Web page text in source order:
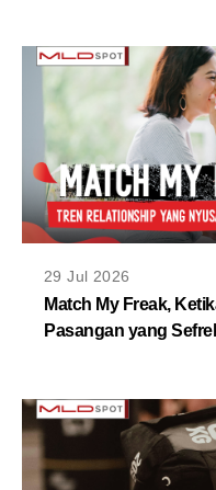
29 Jul 2026
Match My Freak,
Pasangan yang